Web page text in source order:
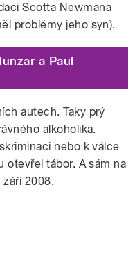
Scotta Newmana
problémy jeho syn).
a Paul
autech. Taky prý
alkoholika.
nebo k válce
otevřel tábor. A sám na
2008.